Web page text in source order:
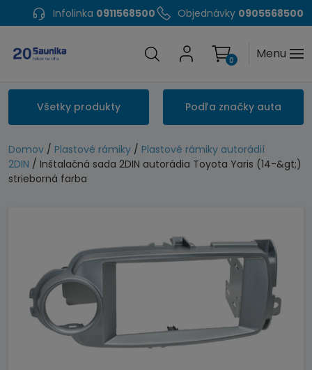
Infolinka 0911568500 Objednávky 0905568500
Menu
0
Všetky produkty Podľa značky auta
Domov / Plastové rámiky / Plastové rámiky autorádií
2DIN / Inštalačná sada 2DIN autorádia Toyota Yaris (14-&gt;)
strieborná farba